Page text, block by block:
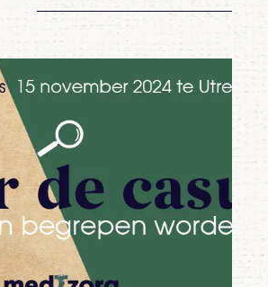
congres ‘Achter de casus’